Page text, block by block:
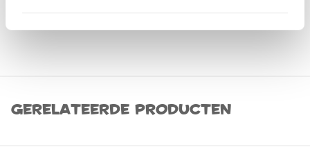
Gerelateerde producten